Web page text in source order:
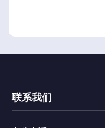
联系我们